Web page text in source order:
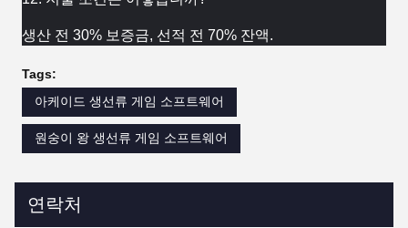
생산 전 30% 보증금, 선적 전 70% 잔액.
Tags:
아케이드 생선류 게임 소프트웨어
원숭이 왕 생선류 게임 소프트웨어
연락처